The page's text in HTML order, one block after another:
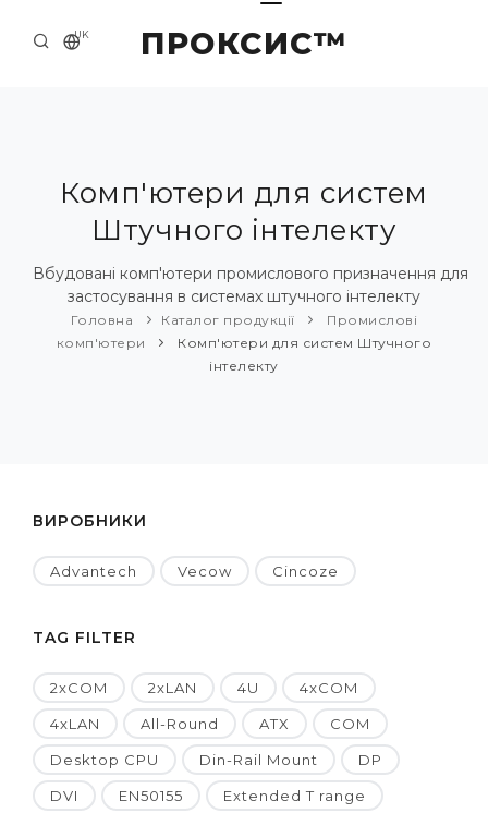
ПРОКСИС™
UK
ПРО НАС
ПРИКЛАДИ ТА РІШЕННЯ
КАТАЛОГ ПРОДУКЦІЇ
НОВИНИ
Комп'ютери для систем
Штучного інтелекту
Вбудовані комп'ютери промислового призначення для
застосування в системах штучного інтелекту
Головна Каталог продукції
Промислові
комп'ютери
Комп'ютери для систем Штучного
інтелекту
ВИРОБНИКИ
Advantech Vecow Cincoze
TAG FILTER
2xCOM 2xLAN 4U 4xCOM
4xLAN All-Round ATX COM
Desktop CPU Din-Rail Mount DP
DVI EN50155 Extended T range